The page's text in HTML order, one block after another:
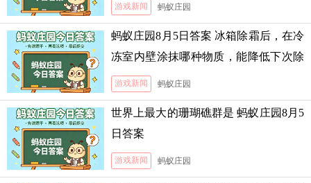
游戏新闻 蚂蚁庄园
蚂蚁庄园8月5日答案 冰箱除霜后，在冷
冻室内壁涂抹哪种物质，能降低下次除
霜的难度
游戏新闻 蚂蚁庄园
世界上最大的珊瑚礁群是 蚂蚁庄园8月5
日答案
游戏新闻 蚂蚁庄园